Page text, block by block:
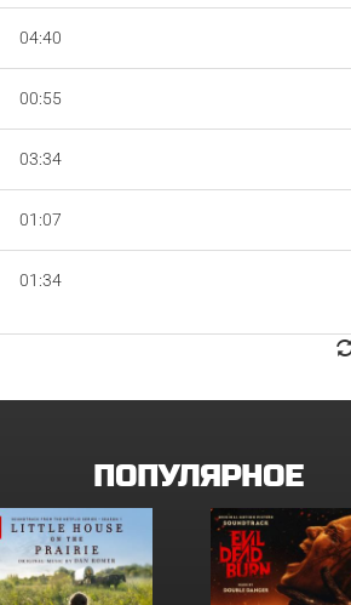
04:40
00:55
03:34
01:07
01:34
ПОПУЛЯРНОЕ